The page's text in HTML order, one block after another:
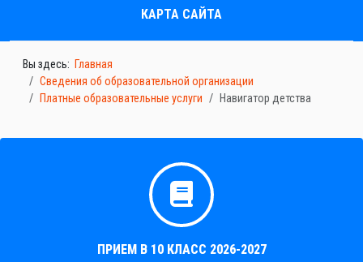
КАРТА САЙТА
Вы здесь: Главная
Сведения об образовательной организации
Платные образовательные услуги
Навигатор детства
ПРИЕМ В 10 КЛАСС 2026-2027